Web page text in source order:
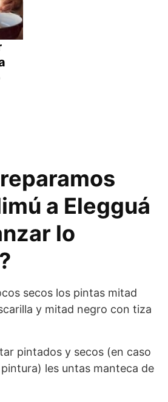
a Elegguá
lo
secos los pintas mitad
y mitad negro con tiza
pintados y secos (en caso
les untas manteca de